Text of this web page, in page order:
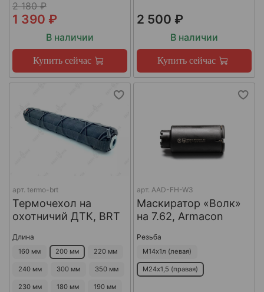
2 180 ₽
1 390 ₽
В наличии
Купить сейчас
2 500 ₽
В наличии
Купить сейчас
арт. termo-brt
Термочехол на
охотничий ДТК, BRT
Длина
160 мм 200 мм 220 мм
240 мм 300 мм 350 мм
230 мм 180 мм 190 мм
арт. AAD-FH-W3
Маскиратор «Волк»
на 7.62, Armacon
Резьба
М14х1л (левая)
М24х1,5 (правая)